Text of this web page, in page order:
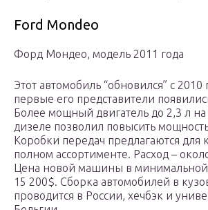
Ford Mondeo
Форд Мондео, модель 2011 года
Этот автомобиль “обновился” с 2010
первые его представители
Более мощный двигатель до 2,3 л
дизеле позволил повысить
Коробки передач предлагаются для
полном ассортименте. Расход –
Цена новой машины в минимальной
15 200$. Сборка автомобилей в
проводится в России, хечбэк и